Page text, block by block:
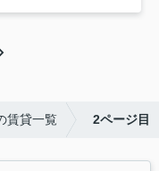
賃貸一覧 2ページ目